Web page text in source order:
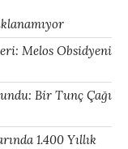
Melos Obsidyeni
Bir Tunç Çağı
1.400 Yıllık